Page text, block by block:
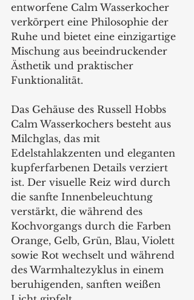
entworfene Calm Wasserkocher
verkörpert eine Philosophie der
Ruhe und bietet eine einzigartige
Mischung aus beeindruckender
Ästhetik und praktischer
Funktionalität.
Das Gehäuse des Russell Hobbs
Calm Wasserkochers besteht aus
Milchglas, das mit
Edelstahlakzenten und eleganten
kupferfarbenen Details verziert
ist. Der visuelle Reiz wird durch
die sanfte Innenbeleuchtung
verstärkt, die während des
Kochvorgangs durch die Farben
Orange, Gelb, Grün, Blau, Violett
sowie Rot wechselt und während
des Warmhaltezyklus in einem
beruhigenden, sanften weißen